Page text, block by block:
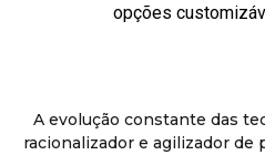
opções
A evolução constante das
racionalizador e agilizador